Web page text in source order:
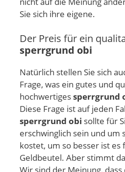
Sie sich ihre eigene.
Der Preis für ein
sperrgrund obi
Natürlich stellen Sie sich
Frage, was ein gutes und
hochwertigessperrgrund
Diese Frage ist auf jeden
sperrgrund obi sollte für
erschwinglich sein und um
kostet, um so besser ist es
Geldbeutel. Aber stimmt